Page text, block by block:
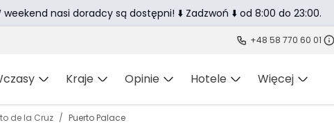
+48 58 770 60 01
Kraje Opinie Hotele Więcej
de la Cruz Puerto Palace
weekend nasi doradcy są dostępni! ⬇️ Zadzwoń ⬇️ od 8:00 do 23:00.